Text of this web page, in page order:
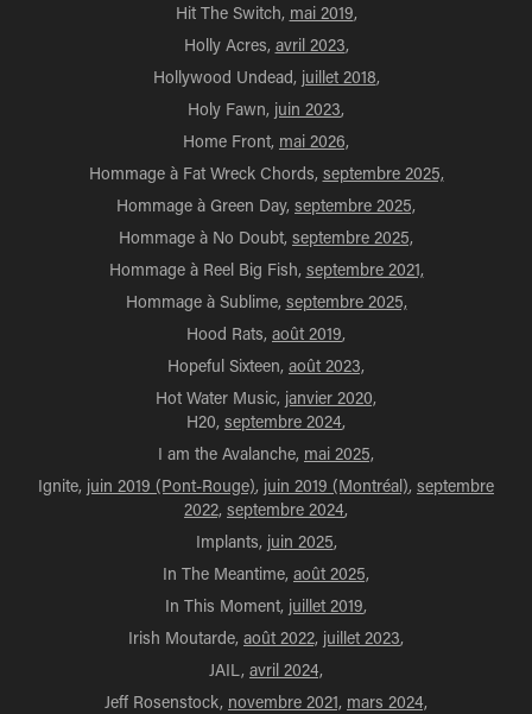
Hit The Switch, mai 2019,
Holly Acres, avril 2023,
Hollywood Undead, juillet 2018,
Holy Fawn, juin 2023,
Home Front, mai 2026,
Hommage à Fat Wreck Chords, septembre 2025,
Hommage à Green Day, septembre 2025,
Hommage à No Doubt, septembre 2025,
Hommage à Reel Big Fish, septembre 2021,
Hommage à Sublime, septembre 2025,
Hood Rats, août 2019,
Hopeful Sixteen, août 2023,
Hot Water Music, janvier 2020,
H20, septembre 2024,
I am the Avalanche, mai 2025,
Ignite, juin 2019 (Pont-Rouge), juin 2019 (Montréal), septembre
2022, septembre 2024,
Implants, juin 2025,
In The Meantime, août 2025,
In This Moment, juillet 2019,
Irish Moutarde, août 2022, juillet 2023,
JAIL, avril 2024,
Jeff Rosenstock, novembre 2021, mars 2024,